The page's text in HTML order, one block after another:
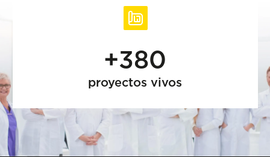
+380
proyectos vivos